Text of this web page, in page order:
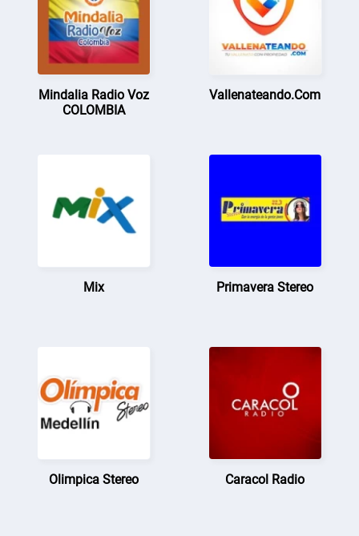
Mindalia Radio Voz
COLOMBIA
Vallenateando.Com
Mix Primavera Stereo
Olimpica Stereo Caracol Radio